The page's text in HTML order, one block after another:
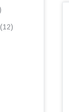
12